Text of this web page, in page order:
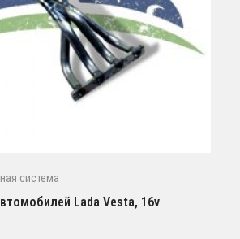
система
Lada Vesta, 16v